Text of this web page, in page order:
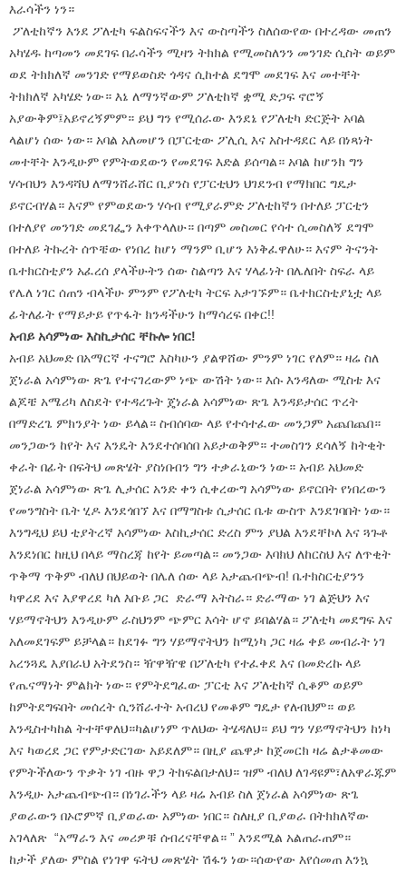
እራሳችን ነን።
ፖለቲከኛን እንደ ፖለቲካ ፍልስፍናችን እና ውስጣችን ስለሰውየው በተረዳው መጠን
አካሄዱ ከጣመን መደገፍ በራሳችን ሚዛን ትክክል የሚመስለንን መንገድ ሲስት ወይም
ወደ ትክክለኛ መንገድ የማይወስድ ጎዳና ሲከተል ደግሞ መደገፍ እና መተቸት
ትክክለኛ አካሄድ ነው። እኔ ለማንኛውም ፖለቲከኛ ቋሚ ድጋፍ ኖሮኝ
አያውቅም፤አይኖረኝምም። ይህ ግን የሚሰራው እንደኔ የፖለቲካ ድርጅት አባል
ላልሆነ ሰው ነው። አባል አለመሆን በፓርቲው ፖሊሲ እና አስተዳደር ላይ በነጻነት
መተቸት እንዲሁም የምትወደውን የመደገፍ እድል ይሰጣል። አባል ከሆንክ ግን
ሃሳብህን እንዳሻህ ለማንሸራሸር ቢያንስ የፓርቲህን ህገደንብ የማክበር ግዴታ
ይኖርብሃል። እናም የምወደውን ሃሳብ የሚያራምድ ፖለቲከኛን በተለይ ፓርቲን
በተለያየ መንገድ መደገፌን እቀጥላለሁ። በጣም መስመር የሳተ ሲመስለኝ ደግሞ
በተለይ ትኩረት ሰጥቼው የነበረ ከሆነ ማንም ቢሆን እነቅፈዋለሁ። እናም ትናንት
ቤተክርስቲያን አፈረሰ ያላችሁትን ሰው ስልጣን እና ሃላፊነት በሌለበት ስፍራ ላይ
የሌለ ነገር ሰጠን ብላችሁ ምንም የፖለቲካ ትርፍ አታገኙም። ቤተክርስቲያኒቷ ላይ
ፊትለፊት የማይታይ የጥፋት ክንዳችሁን ከማሳረፍ በቀር!!
አብይ አሳምነው እስኪታሰር ቸኩሎ ነበር!
አብይ አህመድ በአማርኛ ተናግሮ እስካሁን ያልዋሸው ምንም ነገር የለም። ዛሬ ስለ
ጀነራል አሳምነው ጽጌ የተናገረውም ነጭ ውሽት ነው። እሱ እንዳለው ሚስቴ እና
ልጆቼ አሜሪካ ለስደት የተዳረጉት ጄነራል አሳምነው ጽጌ እንዳይታሰር ጥረት
በማድረጌ ምክንያት ነው ይላል። ስብሰባው ላይ የተሳተፈው መንጋም አጨበጨበ።
መንጋውን ከየት እና እንዴት እንደተሰባሰበ አይታወቅም። ተመስገን ደሳለኝ ከትቂት
ቀራት በፊት በፍትህ መጽሄት ያስነበብን ግን ተቃራኒውን ነው። አብይ አህመድ
ጀነራል አሳምነው ጽጌ ሊታሰር አንድ ቀን ሲቀረውግ አሳምነው ይኖርበት የነበረውን
የመንግስት ቤት ሂዶ እንደጎበኘ እና በማግስቱ ሲታሰር ቤቱ ውስጥ እንደገባበት ነው።
እንግዲህ ይህ ቲያትረኛ አሳምነው እስኪታሰር ድረስ ምን ያህል እንደቸኮለ እና ጓጉቶ
እንደነበር ከዚህ በላይ ማስረጃ ከየት ይመጣል። መንጋው እባክህ ለከርስህ እና ለጥቂት
ጥቅማ ጥቅም ብለህ በህይወት በሌለ ሰው ላይ አታጨብጭብ! ቤተክስርቲያንን
ካዋረደ እና እያዋረደ ካለ እቡይ ጋር ድራማ አትስራ። ድራማው ነገ ልጅህን እና
ሃይማኖትህን እንዲሁም ራስህንም ጭምር እሳት ሆኖ ይበልሃል። ፖለቲካ መደግፍ እና
አለመደገፍም ይቻላል። ከደገፉ ግን ሃይማኖትህን ከሚነካ ጋር ዛሬ ቀይ መብራት ነገ
አረንጓዴ እያበራህ አትደንስ። ዥዋዥዌ በፖለቲካ የተፈቀደ እና በመድረኩ ላይ
የጤናማነት ምልክት ነው። የምትደግፈው ፓርቲ እና ፖለቲከኛ ሲቆም ወይም
ከምትደግፍበት መሰረት ሲንሸራተት አብረህ የመቆም ግዴታ የለብህም። ወይ
እንዲስተካከል ትተቸዋለህ።ካልሆነም ጥለህው ትሄዳለህ። ይህ ግን ሃይማኖትህን ከነካ
እና ካወረደ ጋር የምታድርገው አይደለም። በዚያ ጨዋታ ከጀመርክ ዛሬ ልታቆመው
የምትችለውን ጥቃት ነገ ብዙ ዋጋ ትከፍልበታለህ። ዝም ብለህ ለገዳዩም፣ለአዋራጁም
እንዲሁ አታጨብጭብ። በነገራችን ላይ ዛሬ አብይ ስለ ጀነራል አሳምነው ጽጌ
ያወራውን በኦሮምኛ ቢያወራው አምነው ነበር። ስለዚያ ቢያወራ በትክክለኛው
አገላለጽ “አማራን እና መሪዎቹ ሰብረናቸዋል። ” እንደሚል አልጠራጠም።
ከታች ያለው ምስል የነገዋ ፍትህ መጽሄት ሽፋን ነው።ሰውየው እየሰመጠ እንኳ